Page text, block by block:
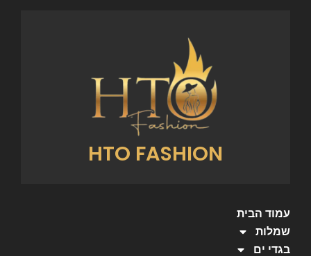
HTO FASHION
עמוד הבית
שמלות
בגדי ים